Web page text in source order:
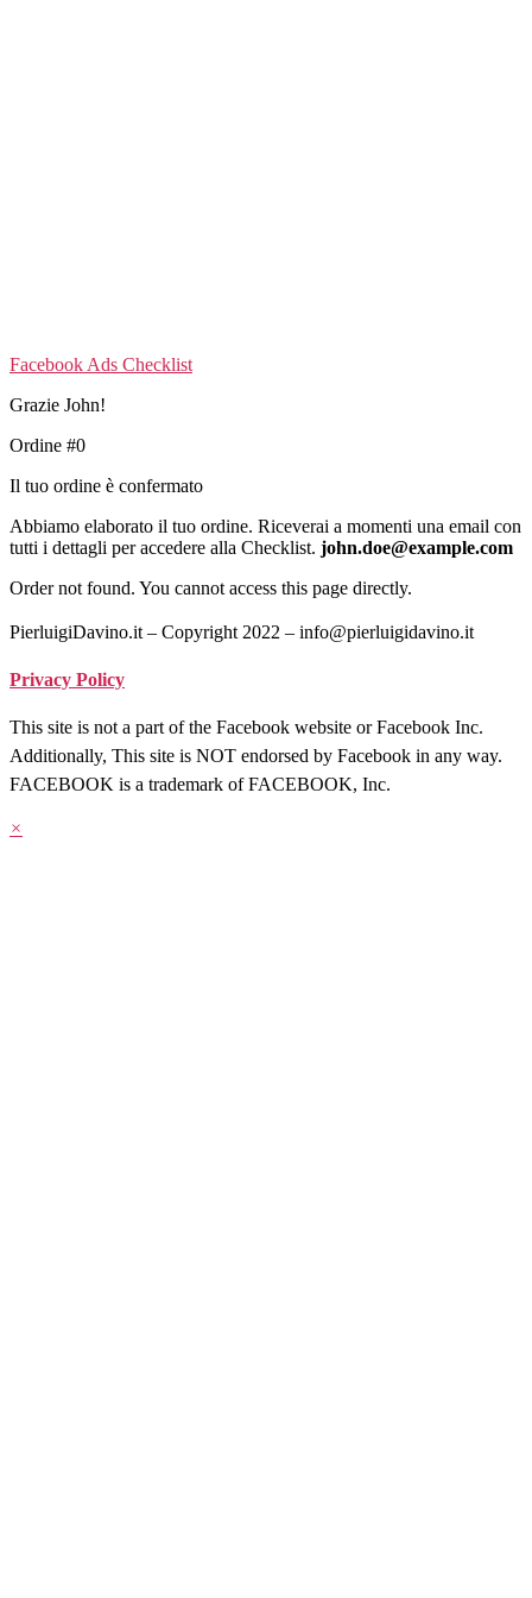
Facebook Ads Checklist
Grazie John!
Ordine #0
Il tuo ordine è confermato
Abbiamo elaborato il tuo ordine. Riceverai a momenti una email con
tutti i dettagli per accedere alla Checklist. john.doe@example.com
Order not found. You cannot access this page directly.
PierluigiDavino.it – Copyright 2022 – info@pierluigidavino.it
Privacy Policy
This site is not a part of the Facebook website or Facebook Inc.
Additionally, This site is NOT endorsed by Facebook in any way.
FACEBOOK is a trademark of FACEBOOK, Inc.
×